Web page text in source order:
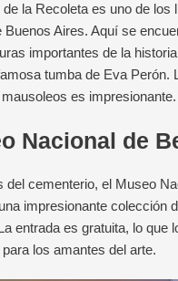
de la Recoleta es uno de los
Buenos Aires. Aquí se
importantes de la
tumba de Eva Perón.
es impresionante.
Nacional de
del cementerio, el Museo
impresionante colección
entrada es gratuita, lo que
los amantes del arte.